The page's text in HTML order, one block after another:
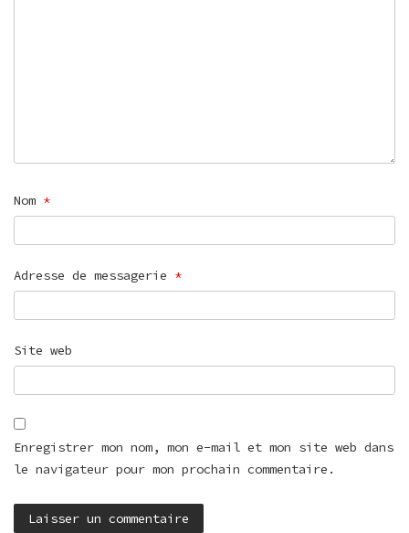
Nom *
Adresse de messagerie *
Site web
Enregistrer mon nom, mon e-mail et mon site web dans
le navigateur pour mon prochain commentaire.